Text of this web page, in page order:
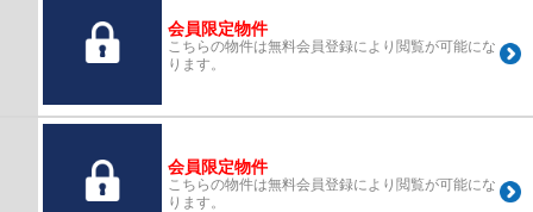
会員限定物件
こちらの物件は無料会員登録により閲覧が可能にな
ります。
会員限定物件
こちらの物件は無料会員登録により閲覧が可能にな
ります。